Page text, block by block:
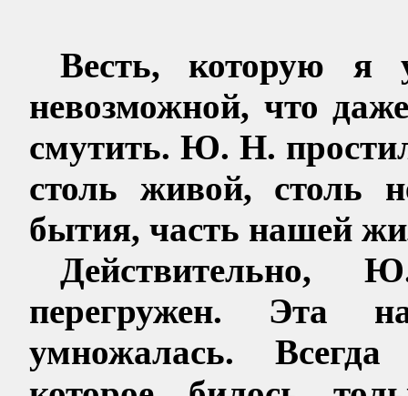
Весть, которую я
невозможной, что
смутить. Ю. Н.
столь живой, столь
бытия, часть нашей
перегружен. Эта
умножалась.